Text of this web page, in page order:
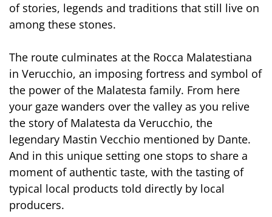
of stories, legends and traditions that still live on
among these stones.
The route culminates at the Rocca Malatestiana
in Verucchio, an imposing fortress and symbol of
the power of the Malatesta family. From here
your gaze wanders over the valley as you relive
the story of Malatesta da Verucchio, the
legendary Mastin Vecchio mentioned by Dante.
And in this unique setting one stops to share a
moment of authentic taste, with the tasting of
typical local products told directly by local
producers.